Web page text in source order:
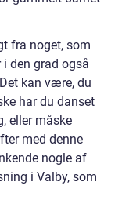
fra noget, som
den grad også
kan være, du
har du danset
eller måske
med denne
nogle af
i Valby, som